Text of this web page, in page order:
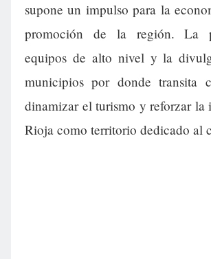
supone un impulso para la
promoción de la región. La
equipos de alto nivel y la
municipios por donde transita
dinamizar el turismo y reforzar la
Rioja como territorio dedicado al